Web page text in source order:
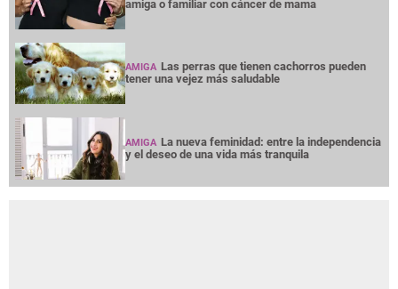
amiga o familiar con cáncer de mama
AMIGA Las perras que tienen cachorros pueden
tener una vejez más saludable
AMIGA La nueva feminidad: entre la independencia
y el deseo de una vida más tranquila